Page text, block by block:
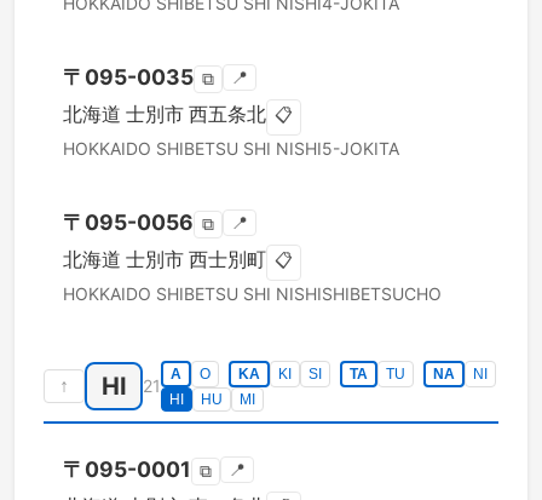
〒 095-0035 ⧉ 📍
北海道 士別市 西五条北 📋
HOKKAIDO SHIBETSU SHI NISHI5-JOKITA
〒 095-0056 ⧉ 📍
北海道 士別市 西士別町 📋
HOKKAIDO SHIBETSU SHI NISHISHIBETSUCHO
↑ HI 21
A O KA KI SI TA TU NA
NI
HI
HU MI
〒 095-0001 ⧉ 📍